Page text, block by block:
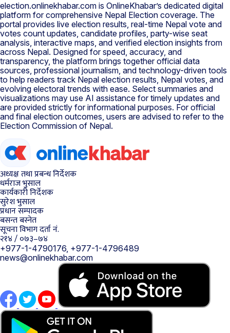
election.onlinekhabar.com is OnlineKhabar’s dedicated digital
platform for comprehensive Nepal Election coverage. The
portal provides live election results, real-time Nepal vote and
votes count updates, candidate profiles, party-wise seat
analysis, interactive maps, and verified election insights from
across Nepal. Designed for speed, accuracy, and
transparency, the platform brings together official data
sources, professional journalism, and technology-driven tools
to help readers track Nepal election results, Nepal votes, and
evolving electoral trends with ease. Select summaries and
visualizations may use AI assistance for timely updates and
are provided strictly for informational purposes. For official
and final election outcomes, users are advised to refer to the
Election Commission of Nepal.
अध्यक्ष तथा प्रबन्ध निर्देशक
धर्मराज भुसाल
कार्यकारी निर्देशक
सुरेश भुसाल
प्रधान सम्पादक
बसन्त बस्नेत
सूचना विभाग दर्ता नं.
२१४ / ०७३–७४
+977-1-4790176, +977-1-4796489
news@onlinekhabar.com